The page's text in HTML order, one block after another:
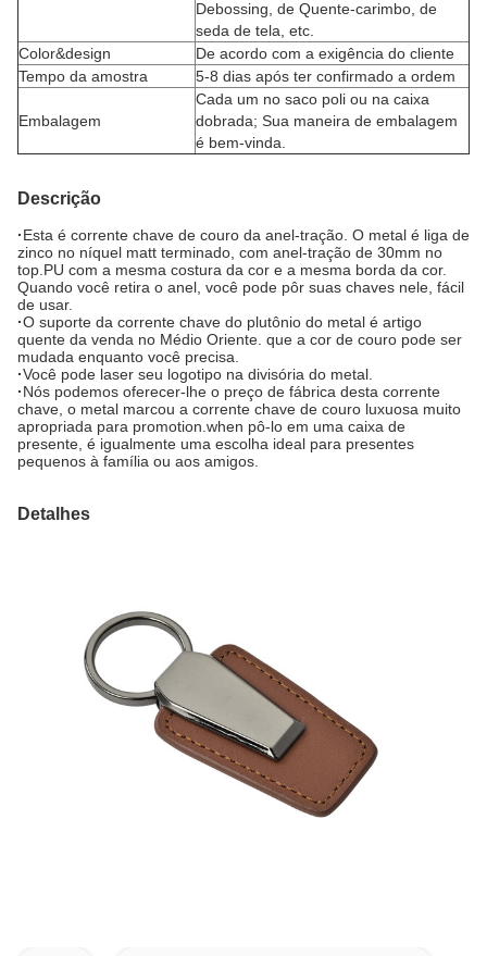
Debossing, de Quente-carimbo, de
seda de tela, etc.
Color&design
De acordo com a exigência do cliente
Tempo da amostra
5-8 dias após ter confirmado a ordem
Embalagem
Cada um no saco poli ou na caixa
dobrada; Sua maneira de embalagem
é bem-vinda.
Descrição
·Esta é corrente chave de couro da anel-tração. O metal é liga de
zinco no níquel matt terminado, com anel-tração de 30mm no
top.PU com a mesma costura da cor e a mesma borda da cor.
Quando você retira o anel, você pode pôr suas chaves nele, fácil
de usar.
·O suporte da corrente chave do plutônio do metal é artigo
quente da venda no Médio Oriente. que a cor de couro pode ser
mudada enquanto você precisa.
·Você pode laser seu logotipo na divisória do metal.
·Nós podemos oferecer-lhe o preço de fábrica desta corrente
chave, o metal marcou a corrente chave de couro luxuosa muito
apropriada para promotion.when pô-lo em uma caixa de
presente, é igualmente uma escolha ideal para presentes
pequenos à família ou aos amigos.
Detalhes